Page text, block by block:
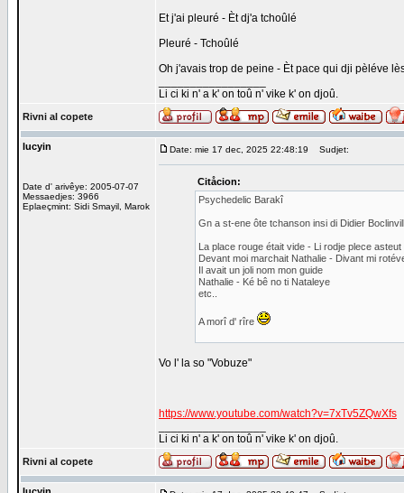
Et j'ai pleuré - Èt dj'a tchoûlé
Pleuré - Tchoûlé
Oh j'avais trop de peine - Èt pace qui dji pèléve
Li ci ki n' a k' on toû n' vike k' on djoû.
Rivni al copete
lucyin
Date d' arivêye: 2005-07-07
Messaedjes: 3966
Eplaeçmint: Sidi Smayil, Marok
Date: mie 17 dec, 2025 22:48:19 Sudjet:
Citåcion:
Psychedelic Barakî
Gn a st-ene ôte tchanson insi di Didier
La place rouge était vide - Li rodje plece asteut
Devant moi marchait Nathalie - Divant mi
Il avait un joli nom mon guide
Nathalie - Ké bê no ti Nataleye
etc..
A morî d' rîre
Vo l' la so "Vobuze"
https://www.youtube.com/watch?v=7xTv5ZQwXfs
Li ci ki n' a k' on toû n' vike k' on djoû.
Rivni al copete